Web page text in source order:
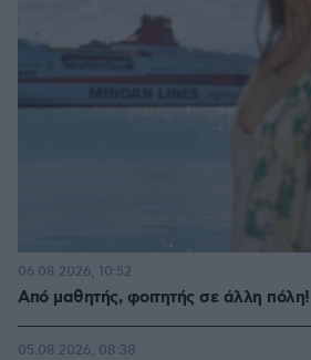
Από μαθητής, φοιτητής σε άλλη πόλη!
06.08.2026, 10:52
05.08.2026, 08:38